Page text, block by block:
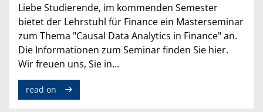
Liebe Studierende, im kommenden Semester
bietet der Lehrstuhl für Finance ein Masterseminar
zum Thema "Causal Data Analytics in Finance" an.
Die Informationen zum Seminar finden Sie hier.
Wir freuen uns, Sie in...
read on